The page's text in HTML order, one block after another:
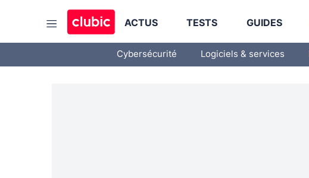
ACTUS TESTS GUIDES
Cybersécurité Logiciels & services